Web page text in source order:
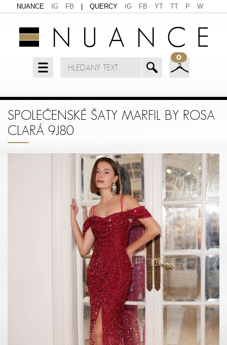
NUANCE IG FB QUERCY IG FB YT TT P W
0
SPOLEČENSKÉ ŠATY MARFIL BY ROSA
CLARÁ 9J80